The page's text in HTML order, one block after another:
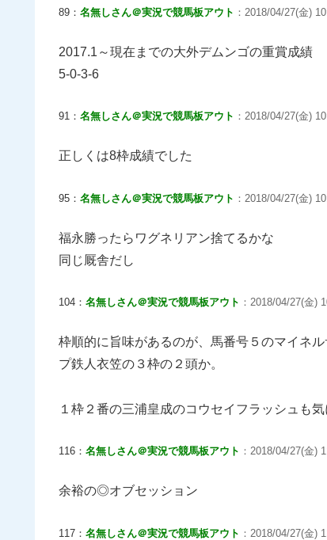
89： 名無しさん＠実況で競馬板アウト ：2018/04/27(金)
2017.1～現在までの大外デムンゴの重賞成績
5-0-3-6
91： 名無しさん＠実況で競馬板アウト ：2018/04/27(金)
正しくは8枠成績でした
95： 名無しさん＠実況で競馬板アウト ：2018/04/27(金)
福永勝ったらワグネリアン捨てるかな
同じ厩舎だし
104： 名無しさん＠実況で競馬板アウト ：2018/04/27(金)
枠順的に旨味があるのが、馬番号５のマイネ
プ鉄人衣笠の３枠の２頭か。
１枠２番の三浦皇成のコウセイフラッシュも
116： 名無しさん＠実況で競馬板アウト ：2018/04/27(金)
余裕の◎オブセッション
117： 名無しさん＠実況で競馬板アウト ：2018/04/27(金)